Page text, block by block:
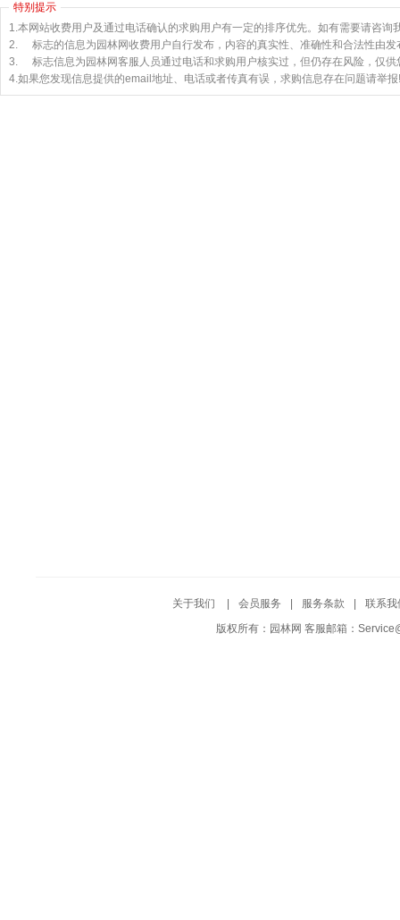
特别提示
1.本网站收费用户及通过电话确认的求购用户有一定的排序优先。如有需要请咨询
2.
标志的信息为园林网收费用户自行发布，内容的真实性、准确性和合法性由
3.
标志信息为园林网客服人员通过电话和求购用户核实过，但仍存在风险，仅
4.如果您发现信息提供的email地址、电话或者传真有误，求购信息存在问题请举
关于我们 会员服务 服务条款
联系我
版权所有：园林网 客服邮箱：